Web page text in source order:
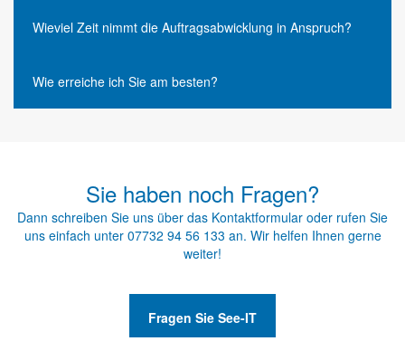
Wieviel Zeit nimmt die Auftragsabwicklung in Anspruch?
Wie erreiche ich Sie am besten?
Sie haben noch Fragen?
Dann schreiben Sie uns über das Kontaktformular oder rufen Sie
uns einfach unter 07732 94 56 133 an. Wir helfen Ihnen gerne
weiter!
Fragen Sie See-IT